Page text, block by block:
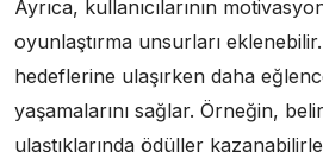
Ayrıca, kullanıcılarının
oyunlaştırma unsurları eklenebilir.
hedeflerine ulaşırken daha
yaşamalarını sağlar. Örneğin,
ulaştıklarında ödüller